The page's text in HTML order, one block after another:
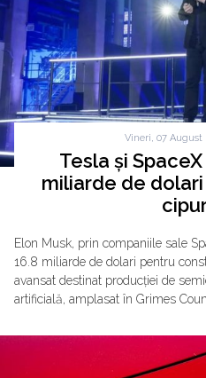
Vineri, 07 August
Tesla și
miliarde de
Elon Musk, prin companiile sale
16.8 miliarde de dolari pentru
avansat destinat producției de
artificială, amplasat în Grimes